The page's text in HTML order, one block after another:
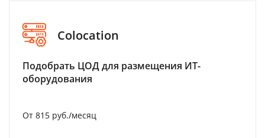
Colocation
Подобрать ЦОД для размещения ИТ-
оборудования
От 815 руб./месяц